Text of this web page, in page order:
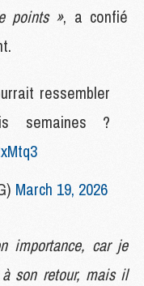
points », a confié
ressembler
semaines ?
March 19, 2026
importance, car je
son retour, mais il